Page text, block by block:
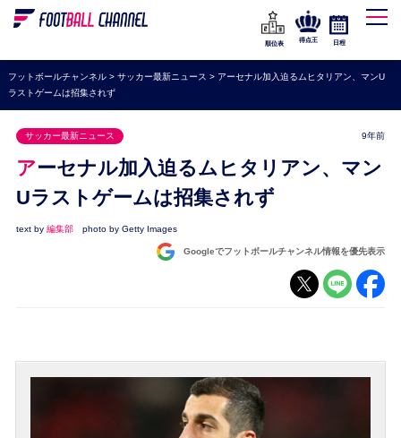
WEリーグ
海外サッカー
プレミアリーグ
ラ・リーガ
セリエA
ブンデスリーガ
UEFA
ナショナルチーム
順位表
得点王 日程
フットボールチャンネル> サッカー最新ニュース > アーセナル加入迫るムヒタリアン、マンU
ラストゲームは招集されず
サッカー最新ニュース 9年前
アーセナル加入迫るムヒタリアン、マン
Uラストゲームは招集されず
text by 編集部 photo by Getty Images
Googleでフットボールチャンネル情報を優先表示